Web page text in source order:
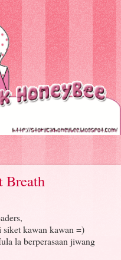
Breath
kawan kawan =)
la berperasaan jiwang